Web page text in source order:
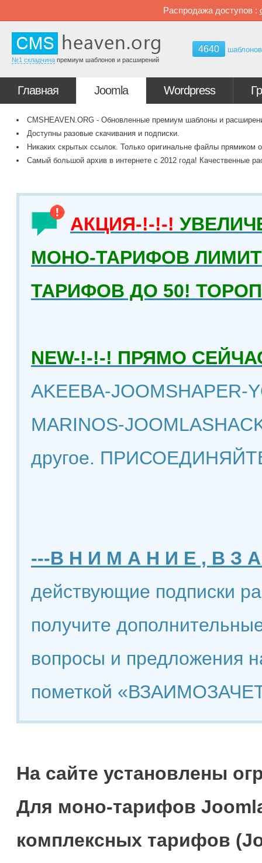
Распродажа доступов :
№1 складчина премиум шаблонов и расширений
4640 шаблонов
Главная Joomla Wordpress
CMSHEAVEN.ORG - Обновленные премиум шаблоны и
Доступны разовые скачивания и подписки.
Никаких скрытых ссылок. Только оригинальне файлы прямиком
Самый большой архив в интернете с 2012 года! Качественные
АКЦИЯ-!-!-!
МОНО-ТАРИФОВ
ТАРИФОВ ДО 50!
NEW-!-!-! ПРЯМО
AKEEBA-JOOMSHAPER-
MARINOS-
другое.
---В Н И М А Н И Е , В З
действующие подписки
получите
вопросы и предложения
пометкой
На сайте установлены
Для моно-тарифов
комплексных тарифов